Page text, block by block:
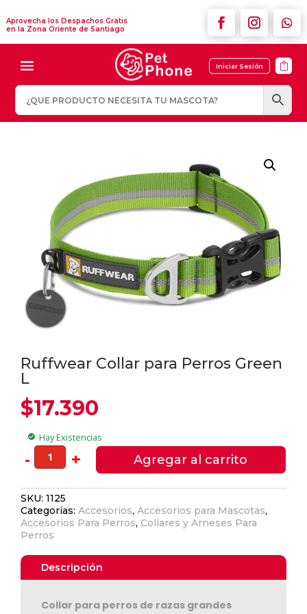
Aprovecha los Despachos Gratis
en la Zona Oriente de Santiago
Iniciar Sesión 
Ruffwear Collar para Perros Green
L
$17.390
check_circle Hay Existencias
- Ruffwear
Collar
Perros
Green
L
+ Agregar al carrito
SKU:1125
Categorías:Accesorios,Accesorios para Mascotas,
Accesorios Para Perros, Collares y Arneses Para
Perros
Descripción
Collar para perros de razas grandes